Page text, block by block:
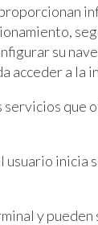
su
acceder a la
que
usuario inicia
y